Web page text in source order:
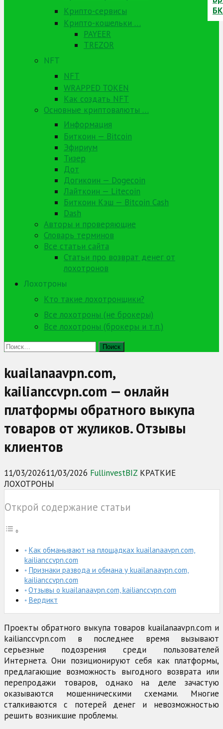
Крипто-сервисы
Крипто-кошельки …
PAYEER
TREZOR
NFT
NFT
WRAPPED TOKEN
Как создать NFT
Основные криптовалюты …
Информация
Биткоин — Bitcoin
Эфириум
Тизер
Дот
Догикоин — Dogecoin
Лайткоин — Litecoin
Биткоин Кэш — Bitcoin Cash
Dash
Авторы и проверяющие
Словарь терминов
Все статьи сайта
Статьи про возврат денег от
лохотронов
Лохотроны
Кто такие лохотронщики?
Все лохотроны (не брокеры)
Все лохотроны (брокеры и т.п.)
Найти:
kuailanaavpn.com,
kailianccvpn.com — онлайн
платформы обратного выкупа
товаров от жуликов. Отзывы
клиентов
11/03/202611/03/2026 FullinvestBIZ КРАТКИЕ
ЛОХОТРОНЫ
Открой содержание статьи
Как обманывают на площадках kuailanaavpn.com,
kailianccvpn.com
Признаки развода и обмана у kuailanaavpn.com,
kailianccvpn.com
Отзывы о kuailanaavpn.com, kailianccvpn.com
Вердикт
Проекты обратного выкупа товаров kuailanaavpn.com и
kailianccvpn.com в последнее время вызывают
серьезные подозрения среди пользователей
Интернета. Они позиционируют себя как платформы,
предлагающие возможность выгодного возврата или
перепродажи товаров, однако на деле зачастую
оказываются мошенническими схемами. Многие
сталкиваются с потерей денег и невозможностью
решить возникшие проблемы.